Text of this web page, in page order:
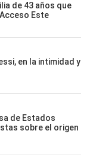
de 43 años que
Este
en la intimidad y
de Estados
sobre el origen